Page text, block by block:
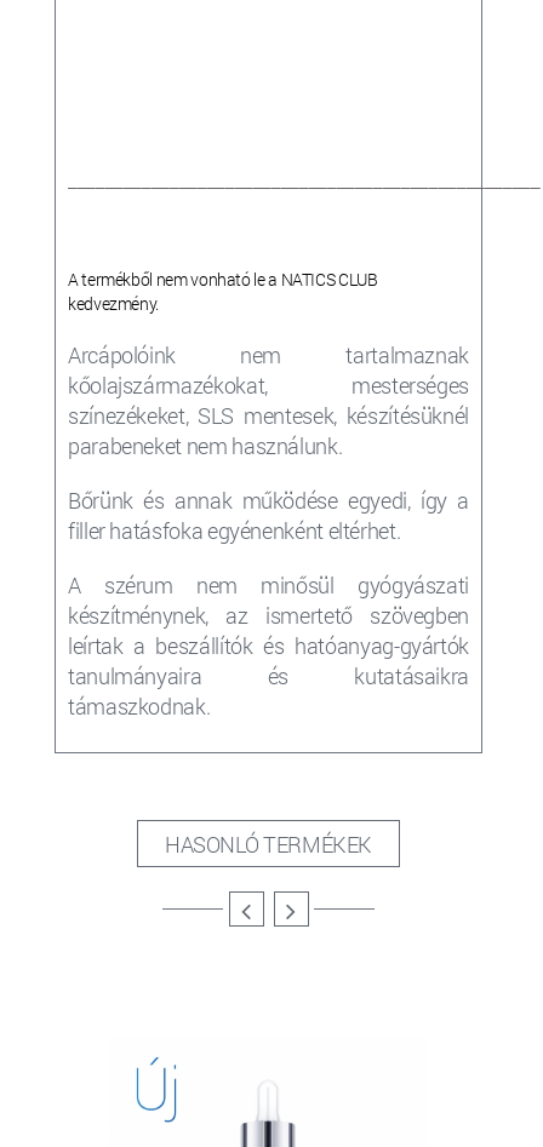
A termékből nem vonható le a NATICS CLUB
kedvezmény.
Arcápolóink nem tartalmaznak
kőolajszármazékokat, mesterséges
színezékeket, SLS mentesek, készítésüknél
parabeneket nem használunk.
Bőrünk és annak működése egyedi, így a
fillerhatásfoka egyénenként eltérhet.
A szérum nem minősül gyógyászati
készítménynek, az ismertető szövegben
leírtak a beszállítók és hatóanyag-gyártók
tanulmányaira és kutatásaikra
támaszkodnak.
HASONLÓ TERMÉKEK